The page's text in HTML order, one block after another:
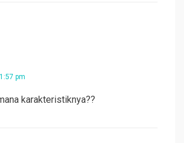
pm
karakteristiknya??